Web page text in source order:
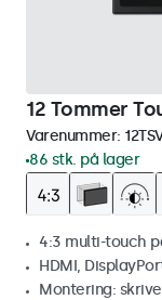
12 Tommer
Varenummer:
86 stk. på lager
4:3 multi-touch
HDMI,
Montering: